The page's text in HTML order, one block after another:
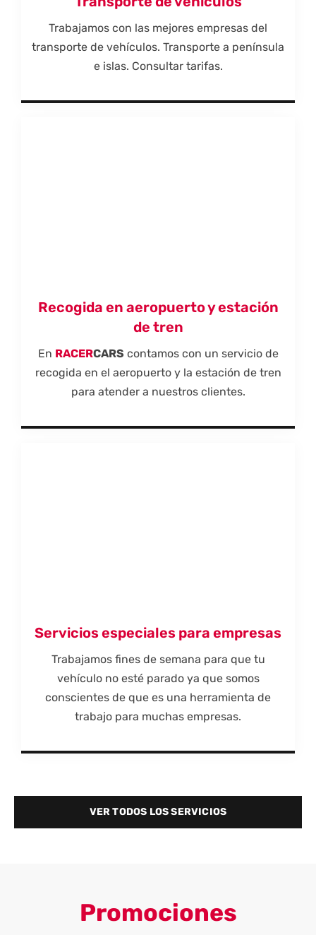
Trabajamos con las mejores empresas del
transporte de vehículos. Transporte a península
e islas. Consultar tarifas.
Recogida en aeropuerto y estación
de tren
En RACERCARS contamos con un servicio de
recogida en el aeropuerto y la estación de tren
para atender a nuestros clientes.
Servicios especiales para empresas
Trabajamos fines de semana para que tu
vehículo no esté parado ya que somos
conscientes de que es una herramienta de
trabajo para muchas empresas.
VER TODOS LOS SERVICIOS
Promociones